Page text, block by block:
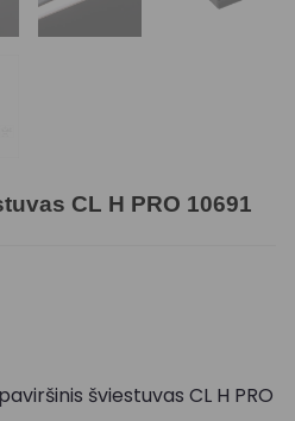
CL H PRO 10691
šviestuvas CL H PRO